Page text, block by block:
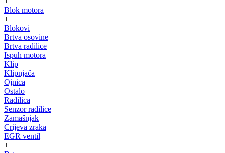
Blok motora
+
Blokovi
Brtva osovine
Brtva radilice
Ispuh motora
Klip
Klipnjača
Ojnica
Ostalo
Radilica
Senzor radilice
Zamašnjak
Crijeva zraka
EGR ventil
+